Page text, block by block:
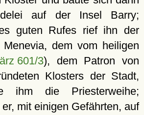
auf der Insel Barry;
guten Rufes rief ihn der
dem vom heiligen
601/3), dem Patron von
Klosters der Stadt,
ihm die Priesterweihe;
mit einigen Gefährten, auf